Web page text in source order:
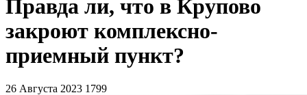
Правда ли, что в Крупово
закроют комплексно-
приемный пункт?
26 Августа 2023 1799